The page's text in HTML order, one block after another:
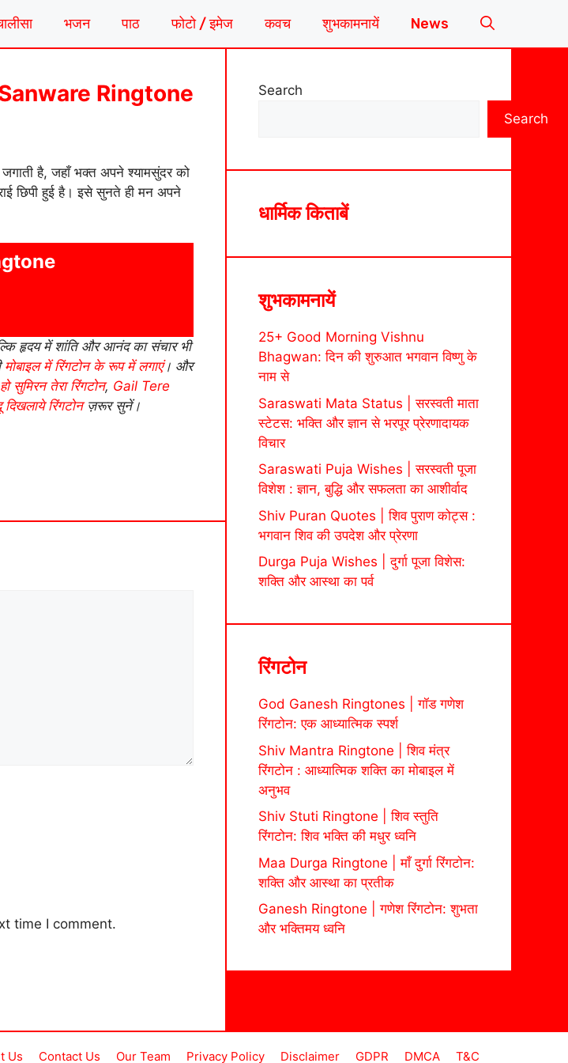
भजन पाठ फोटो / इमेज कवच शुभकामनायें News
Sanware Ringtone
है, जहाँ भक्त अपने श्यामसुंदर को
छिपी हुई है। इसे सुनते ही मन अपने
हृदय में शांति और आनंद का संचार भी
मोबाइल में रिंगटोन के रूप में लगाएं। और
सुमिरन तेरा रिंगटोन, Gail Tere
दिखलाये रिंगटोनज़रूर सुनें।
time I comment.
Search
Search
धार्मिक किताबें
शुभकामनायें
25+ Good Morning Vishnu
Bhagwan: दिन की शुरुआत भगवान विष्णु के
नाम से
Saraswati Mata Status | सरस्वती माता
स्टेटस: भक्ति और ज्ञान से भरपूर प्रेरणादायक
विचार
Saraswati Puja Wishes | सरस्वती पूजा
विशेश : ज्ञान, बुद्धि और सफलता का आशीर्वाद
Shiv Puran Quotes | शिव पुराण कोट्स :
भगवान शिव की उपदेश और प्रेरणा
Durga Puja Wishes | दुर्गा पूजा विशेस:
शक्ति और आस्था का पर्व
रिंगटोन
God Ganesh Ringtones | गॉड गणेश
रिंगटोन: एक आध्यात्मिक स्पर्श
Shiv Mantra Ringtone | शिव मंत्र
रिंगटोन : आध्यात्मिक शक्ति का मोबाइल में
अनुभव
Shiv Stuti Ringtone | शिव स्तुति
रिंगटोन: शिव भक्ति की मधुर ध्वनि
Maa Durga Ringtone | माँ दुर्गा रिंगटोन:
शक्ति और आस्था का प्रतीक
Ganesh Ringtone | गणेश रिंगटोन: शुभता
और भक्तिमय ध्वनि
Us Contact Us Our Team Privacy Policy Disclaimer GDPR DMCA T&C